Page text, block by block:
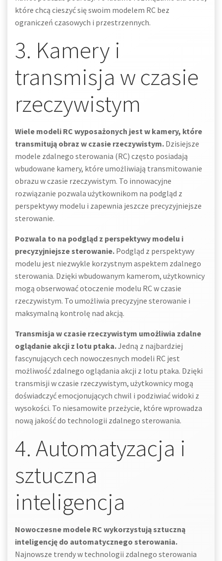
które chcą cieszyć się swoim modelem RC bez
ograniczeń czasowych i przestrzennych.
3. Kamery i
transmisja w czasie
rzeczywistym
Wiele modeli RC wyposażonych jest w kamery, które
transmitują obraz w czasie rzeczywistym. Dzisiejsze
modele zdalnego sterowania (RC) często posiadają
wbudowane kamery, które umożliwiają transmitowanie
obrazu w czasie rzeczywistym. To innowacyjne
rozwiązanie pozwala użytkownikom na podgląd z
perspektywy modelu i zapewnia jeszcze precyzyjniejsze
sterowanie.
Pozwala to na podgląd z perspektywy modelu i
precyzyjniejsze sterowanie. Podgląd z perspektywy
modelu jest niezwykle korzystnym aspektem zdalnego
sterowania. Dzięki wbudowanym kamerom, użytkownicy
mogą obserwować otoczenie modelu RC w czasie
rzeczywistym. To umożliwia precyzyjne sterowanie i
maksymalną kontrolę nad akcją.
Transmisja w czasie rzeczywistym umożliwia zdalne
oglądanie akcji z lotu ptaka.Jedną z najbardziej
fascynujących cech nowoczesnych modeli RC jest
możliwość zdalnego oglądania akcji z lotu ptaka. Dzięki
transmisji w czasie rzeczywistym, użytkownicy mogą
doświadczyć emocjonujących chwil i podziwiać widoki z
wysokości. To niesamowite przeżycie, które wprowadza
nową jakość do technologii zdalnego sterowania.
4. Automatyzacja i
sztuczna
inteligencja
Nowoczesne modele RC wykorzystują sztuczną
inteligencję do automatycznego sterowania.
Najnowsze trendy w technologii zdalnego sterowania